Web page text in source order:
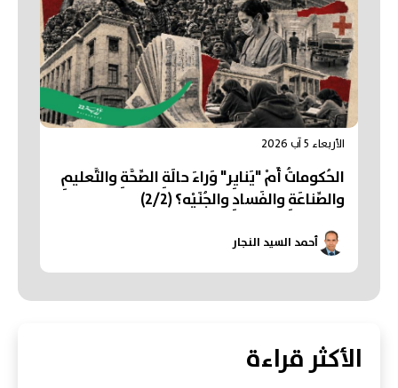
الأربعاء 5 آب 2026
الحُكوماتُ أَمْ "يَنايِر" وَراءَ حالَةِ الصِّحَّةِ والتَّعليمِ
والصِّناعَةِ والفَسادِ والجُنَيْه؟ (2/2)
أحمد السيد النجار
الأكثر قراءة